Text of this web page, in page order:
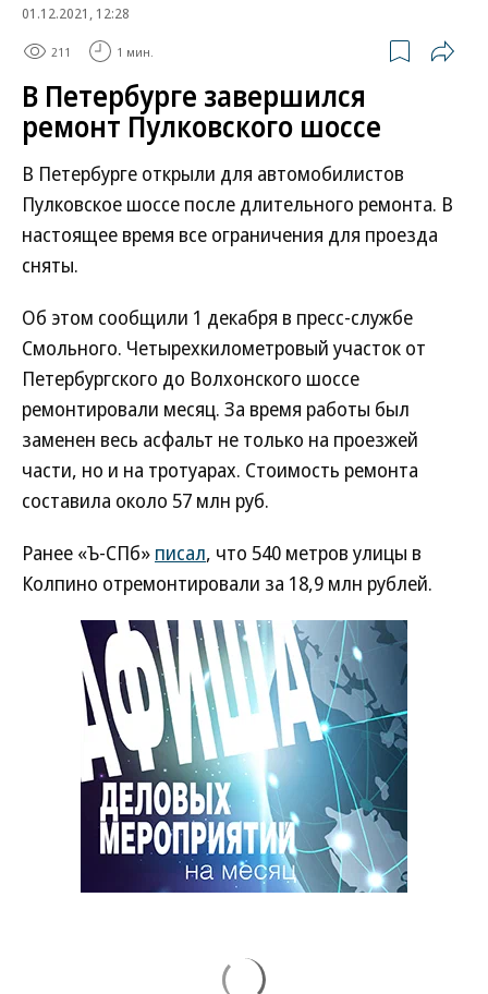
01.12.2021, 12:28
211 1 мин.
В Петербурге завершился
ремонт Пулковского шоссе
В Петербурге открыли для автомобилистов
Пулковское шоссе после длительного ремонта. В
настоящее время все ограничения для проезда
сняты.
Об этом сообщили 1 декабря в пресс-службе
Смольного. Четырехкилометровый участок от
Петербургского до Волхонского шоссе
ремонтировали месяц. За время работы был
заменен весь асфальт не только на проезжей
части, но и на тротуарах. Стоимость ремонта
составила около 57 млн руб.
Ранее «Ъ-СПб» писал, что 540 метров улицы в
Колпино отремонтировали за 18,9 млн рублей.